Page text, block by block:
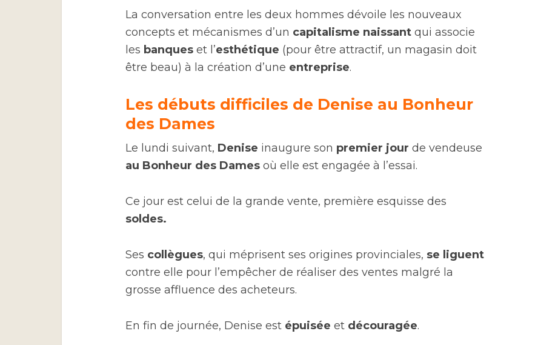
La conversation entre les deux hommes dévoile les nouveaux
concepts et mécanismes d’un capitalisme naissant qui associe
les banques et l’esthétique (pour être attractif, un magasin doit
être beau) à la création d’une entreprise.
Les débuts difficiles de Denise au Bonheur
des Dames
Le lundi suivant, Denise inaugure son premier jour de vendeuse
au Bonheur des Dames où elle est engagée à l’essai.
Ce jour est celui de la grande vente, première esquisse des
soldes.
Ses collègues, qui méprisent ses origines provinciales, se liguent
contre elle pour l’empêcher de réaliser des ventes malgré la
grosse affluence des acheteurs.
En fin de journée, Denise est épuisée et découragée.